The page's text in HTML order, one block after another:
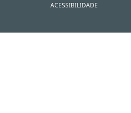
ACESSIBILIDADE